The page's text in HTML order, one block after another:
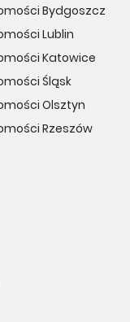
Nieruchomości Bydgoszcz
Nieruchomości Lublin
Nieruchomości Katowice
Nieruchomości Śląsk
Nieruchomości Olsztyn
Nieruchomości Rzeszów